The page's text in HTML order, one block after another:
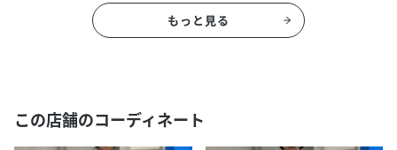
もっと見る
この店舗のコーディネート